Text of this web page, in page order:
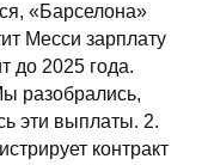
«Барселона»
Месси зарплату
до 2025 года.
разобрались,
эти выплаты. 2.
контракт